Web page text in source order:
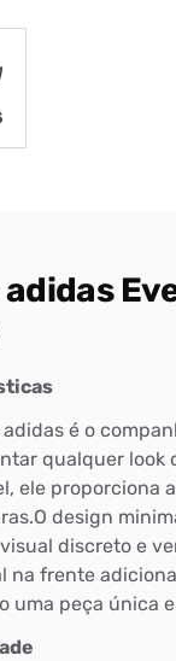
é o
qualquer look
ele proporciona
design
discreto e
na frente
uma peça única